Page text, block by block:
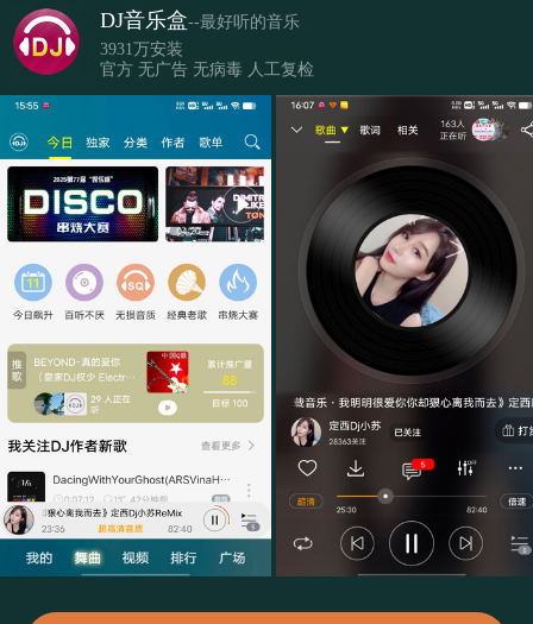
DJ音乐盒--最好听的音乐
3931万安装
官方 无广告 无病毒 人工复检